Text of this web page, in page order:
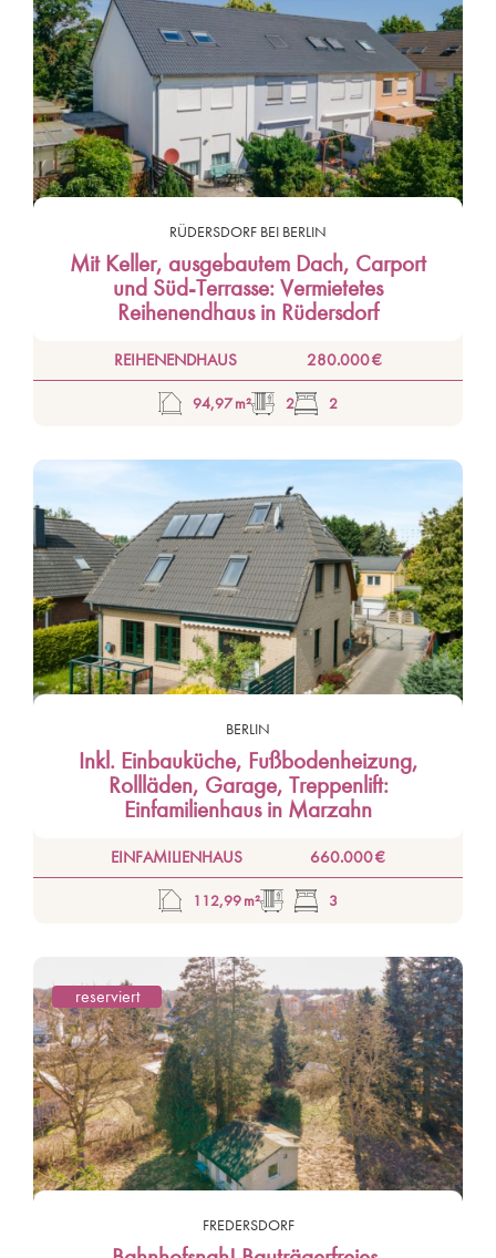
RÜDERSDORF BEI BERLIN
Mit Keller, ausgebautem Dach, Carport
und Süd-Terrasse: Vermietetes
Reihenendhaus in Rüdersdorf
REIHENENDHAUS 280.000 €
94,97 m² 2 2
BERLIN
Inkl. Einbauküche, Fußbodenheizung,
Rollläden, Garage, Treppenlift:
Einfamilienhaus in Marzahn
EINFAMILIENHAUS 660.000 €
112,99 m² 3
reserviert
FREDERSDORF